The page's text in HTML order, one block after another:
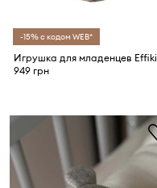
-15% с кодом WEB*
Игрушка для младенцев Effiki
949 грн